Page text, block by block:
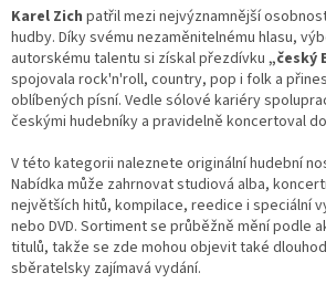
l
á
d
a
c
í
r
v
k
y
v
Karel Zich patřil mezi nejvýznamnější
hudby. Díky svému nezaměnitelnému hlasu,
autorskému talentu si získal přezdívku „český
spojovala rock'n'roll, country, pop i folk a
oblíbených písní. Vedle sólové kariéry
českými hudebníky a pravidelně koncertoval
V této kategorii naleznete originální hudební
Nabídka může zahrnovat studiová alba,
největších hitů, kompilace, reedice i speciální
nebo DVD. Sortiment se průběžně mění podle
titulů, takže se zde mohou objevit také
sběratelsky zajímavá vydání.